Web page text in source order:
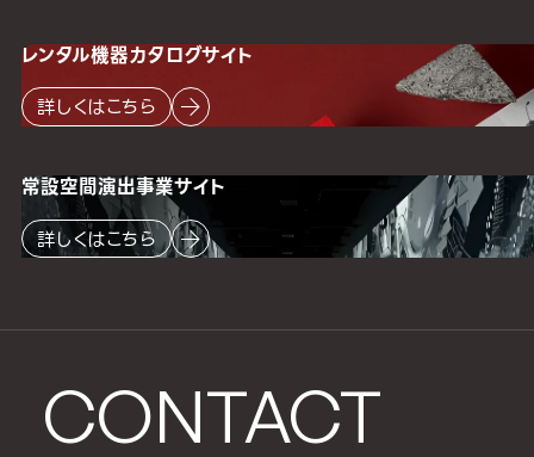
CONTACT
レンタル機器カタログサイト
詳しくはこちら
常設空間演出事業サイト
詳しくはこちら